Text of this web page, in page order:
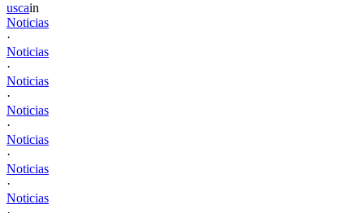
uscain
Noticias
·
Noticias
·
Noticias
·
Noticias
·
Noticias
·
Noticias
·
Noticias